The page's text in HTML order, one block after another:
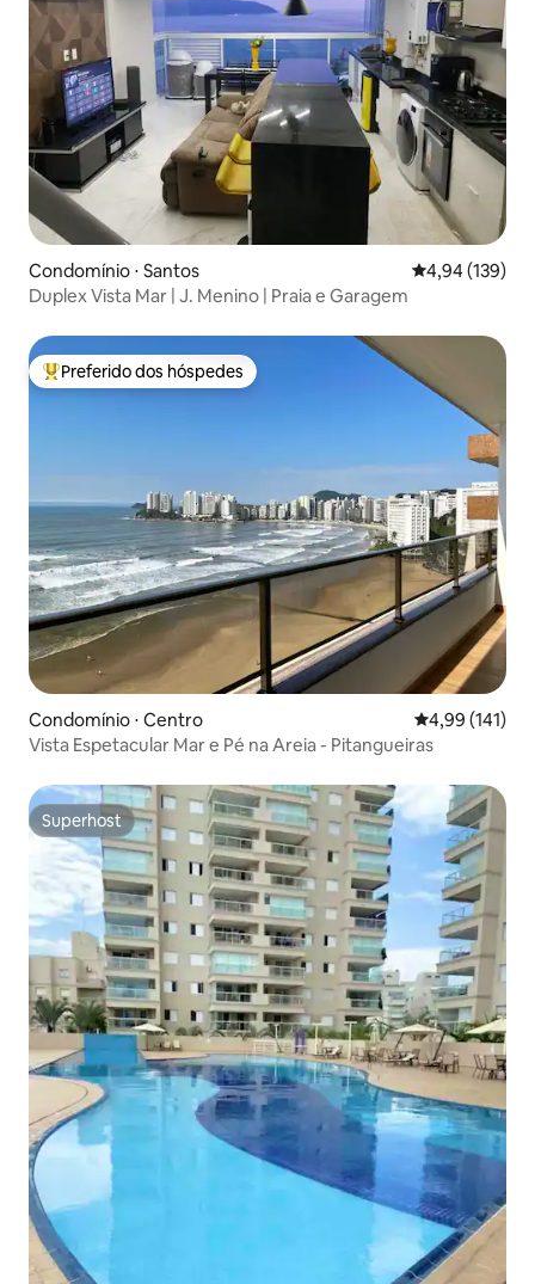
Condomínio ⋅ Santos 4,94 de uma
4,94 (139)
Duplex Vista Mar | J. Menino | Praia e Garagem
Entre os melhores preferidos dos hóspedes
Preferido dos hóspedes
Condomínio ⋅ Centro 4,99 de uma
4,99 (141)
Vista Espetacular Mar e Pé na Areia - Pitangueiras
Superhost
Superhost